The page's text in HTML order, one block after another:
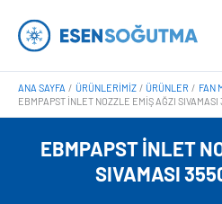
atla
ANA SAYFA ÜRÜNLERIMIZ ÜRÜNLER
FAN
EBMPAPST İNLET NOZZLE EMIŞ AĞZI
EBMPAPST İNLET
SIVAMASI